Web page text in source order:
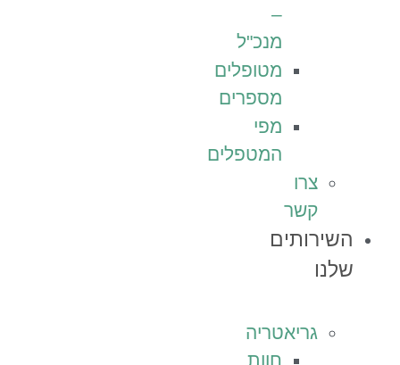
מנכ"ל
מטופלים
מספרים
מפי
המטפלים
צרו
קשר
השירותים
שלנו
גריאטריה
חוות